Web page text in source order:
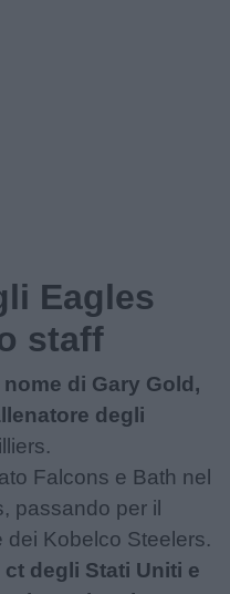
Eagles
staff
di Gary Gold,
degli
Falcons e Bath nel
passando per il
Kobelco Steelers.
ct degli Stati Uniti e